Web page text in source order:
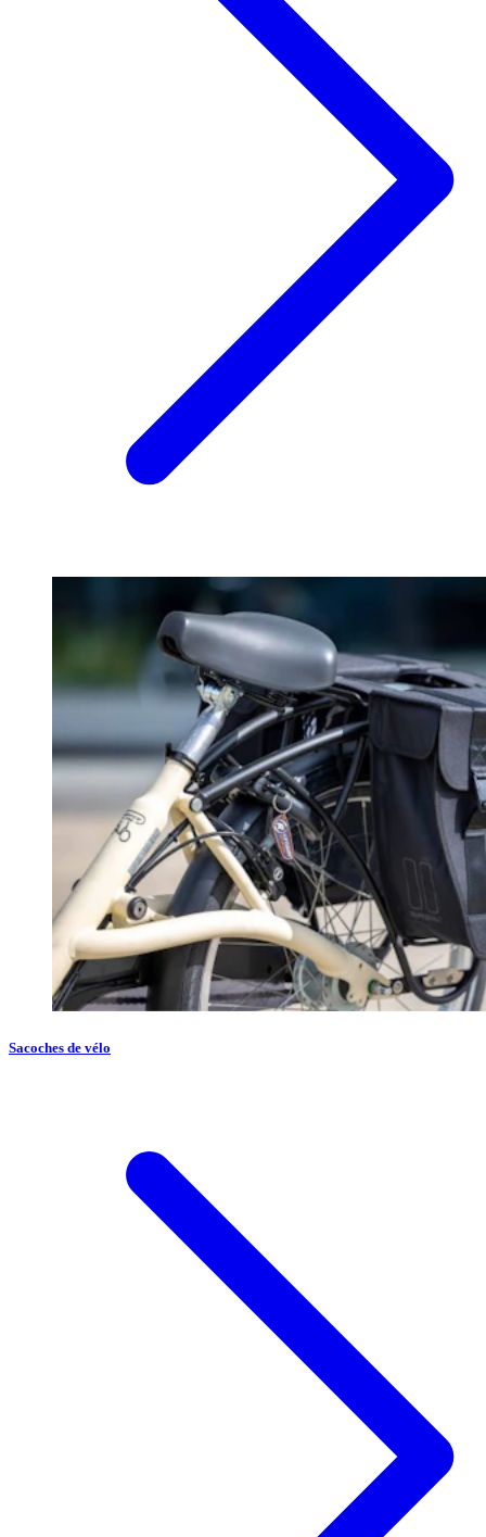
Sacoches de vélo